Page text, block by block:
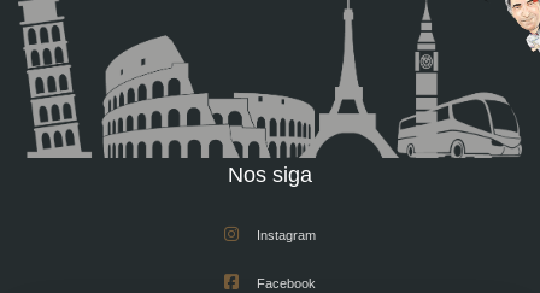
Nos siga
Instagram
Facebook